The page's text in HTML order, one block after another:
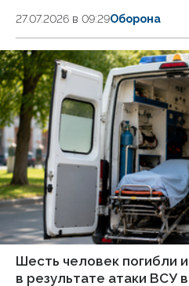
27.07.2026 в 09:29Оборона
Шесть человек погибли
в результате атаки ВСУ